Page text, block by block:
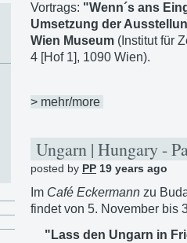
Vortrags: "Wenn´s ans
Umsetzung der
Wien Museum (Institut für
4 [Hof 1], 1090 Wien).
> mehr/more
Ungarn | Hungary -
posted by PP 19 years ago
Im Café Eckermann zu
findet von 5. November bis
"Lass den Ungarn in